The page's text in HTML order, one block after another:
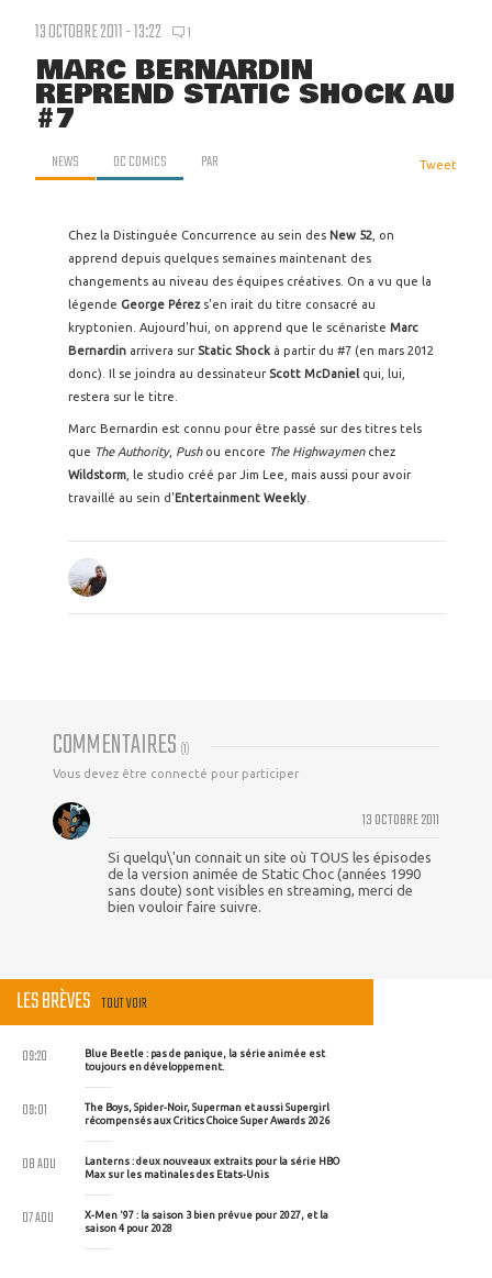
13 OCTOBRE 2011 - 13:22 1
MARC BERNARDIN
REPREND STATIC SHOCK AU
#7
NEWS DC COMICS PAR Tweet
Chez la Distinguée Concurrence au sein des New 52 , on
apprend depuis quelques semaines maintenant des
changements au niveau des équipes créatives. On a vu que la
légende George Pérezs'en irait du titre consacré au
kryptonien. Aujourd'hui, on apprend que le scénariste Marc
Bernardin arrivera sur Static Shock à partir du #7 (en mars 2012
donc). Il se joindra au dessinateur Scott McDaniel qui, lui,
restera sur le titre.
Marc Bernardin est connu pour être passé sur des titres tels
que The Authority, Pushou encore The Highwaymenchez
Wildstorm , le studio créé par Jim Lee, mais aussi pour avoir
travaillé au sein d'Entertainment Weekly
COMMENTAIRES (1)
Vous devez être connecté pour participer
13 OCTOBRE 2011
Si quelqu\'un connait un site où TOUS les épisodes
de la version animée de Static Choc (années 1990
sans doute) sont visibles en streaming, merci de
bien vouloir faire suivre.
LES BRÈVES TOUT VOIR
Blue Beetle : pas de panique, la série animée est
toujours en développement.
09:20
The Boys, Spider-Noir, Superman et aussi Supergirl
récompensés aux Critics Choice Super Awards 2026
09:01
Lanterns : deux nouveaux extraits pour la série HBO
Max sur les matinales des Etats-Unis
08 AOU
X-Men '97 : la saison 3 bien prévue pour 2027, et la
saison 4 pour 2028
07 AOU